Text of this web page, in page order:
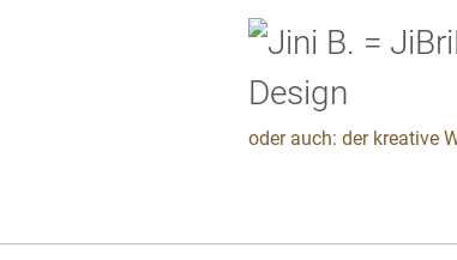
oder auch: der kreative